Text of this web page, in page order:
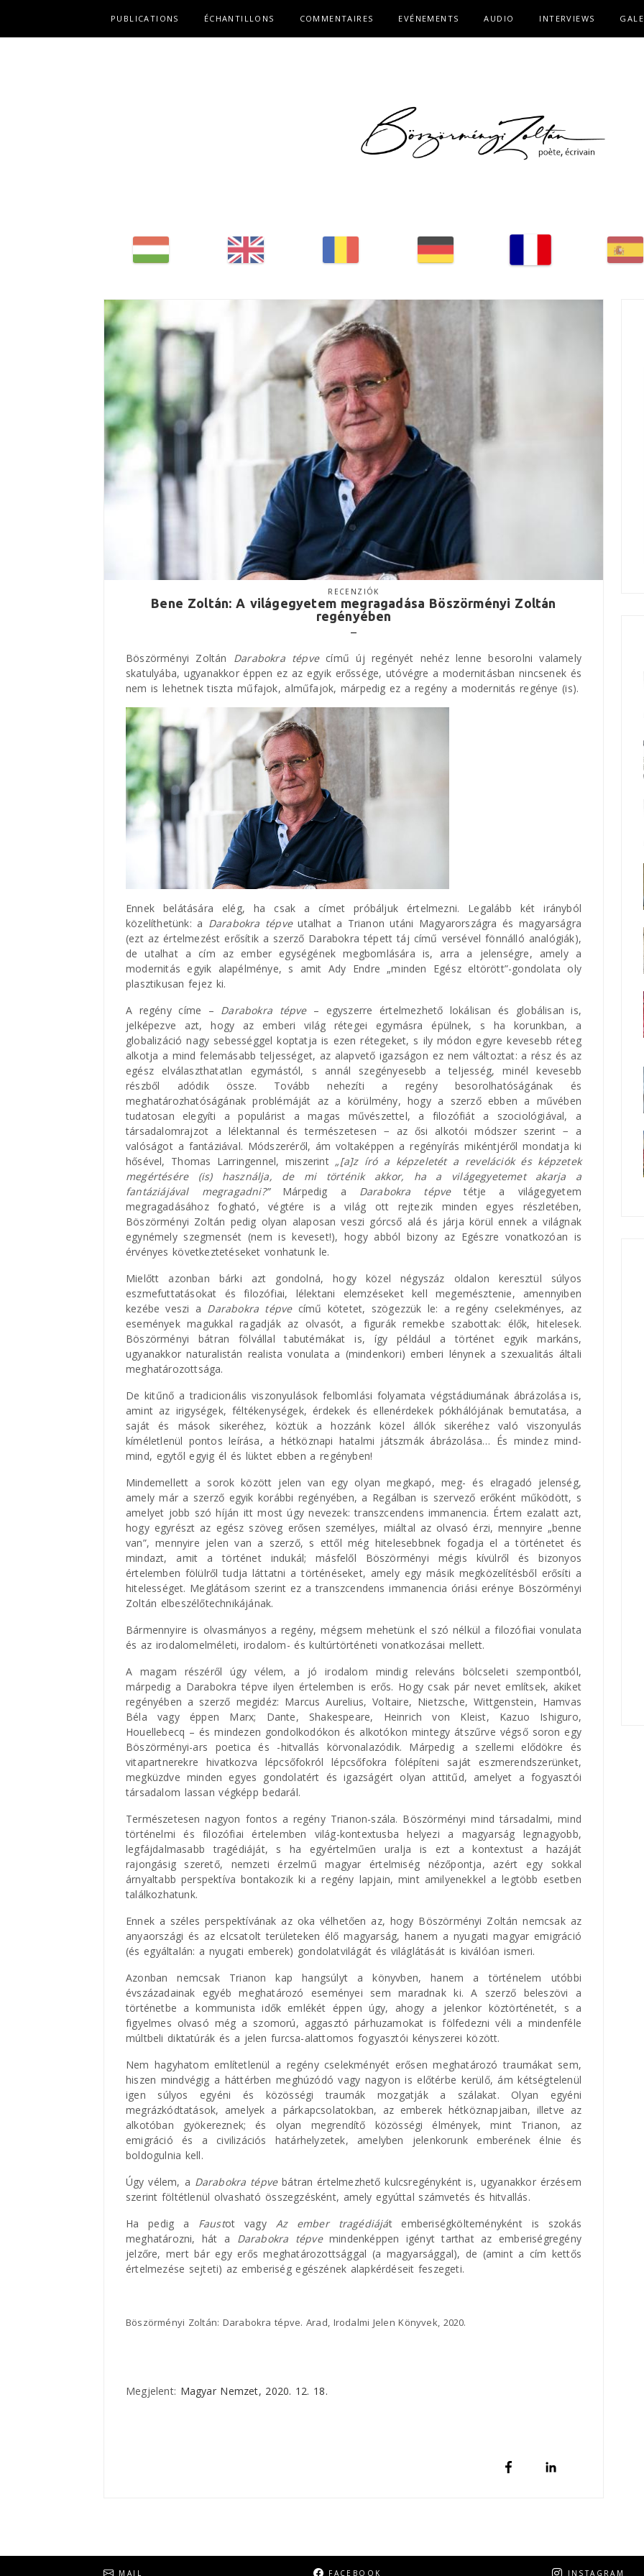
PUBLICATIONS ÉCHANTILLONS COMMENTAIRES EVÉNEMENTS AUDIO INTERVIEWS
RECENZIÓK
Bene Zoltán: A világegyetem megragadása Böszörményi Zoltán
regényében
Böszörményi Zoltán Darabokra tépvecímű új regényét nehéz lenne besorolni valamely
skatulyába, ugyanakkor éppen ez az egyik erőssége, utóvégre a modernitásban nincsenek és
nem is lehetnek tiszta műfajok, alműfajok, márpedig ez a regény a modernitás regénye (is).
Ennek belátására elég, ha csak a címet próbáljuk értelmezni. Legalább két irányból
közelíthetünk: a Darabokra tépveutalhat a Trianon utáni Magyarországra és magyarságra
(ezt az értelmezést erősítik a szerző Darabokra tépett táj című versével fönnálló analógiák),
de utalhat a cím az ember egységének megbomlására is, arra a jelenségre, amely a
modernitás egyik alapélménye, s amit Ady Endre „minden Egész eltörött”-gondolata oly
plasztikusan fejez ki.
A regény címe – Darabokra tépve– egyszerre értelmezhető lokálisan és globálisan is,
jelképezve azt, hogy az emberi világ rétegei egymásra épülnek, s ha korunkban, a
globalizáció nagy sebességgel koptatja is ezen rétegeket, s ily módon egyre kevesebb réteg
alkotja a mind felemásabb teljességet, az alapvető igazságon ez nem változtat: a rész és az
egész elválaszthatatlan egymástól, s annál szegényesebb a teljesség, minél kevesebb
részből adódik össze. Tovább nehezíti a regény besorolhatóságának és
meghatározhatóságának problémáját az a körülmény, hogy a szerző ebben a művében
tudatosan elegyíti a populárist a magas művészettel, a filozófiát a szociológiával, a
társadalomrajzot a lélektannal és természetesen − az ősi alkotói módszer szerint − a
valóságot a fantáziával. Módszeréről, ám voltaképpen a regényírás mikéntjéről mondatja ki
hősével, Thomas Larringennel, miszerint „[a]z író a képzeletét a revelációk és képzetek
megértésére (is) használja, de mi történik akkor, ha a világegyetemet akarja a
fantáziájával megragadni?”Márpedig a Darabokra tépvetétje a világegyetem
megragadásához fogható, végtére is a világ ott rejtezik minden egyes részletében,
Böszörményi Zoltán pedig olyan alaposan veszi górcső alá és járja körül ennek a világnak
egynémely szegmensét (nem is keveset!), hogy abból bizony az Egészre vonatkozóan is
érvényes következtetéseket vonhatunk le.
Mielőtt azonban bárki azt gondolná, hogy közel négyszáz oldalon keresztül súlyos
eszmefuttatásokat és filozófiai, lélektani elemzéseket kell megemésztenie, amennyiben
kezébe veszi a Darabokra tépve című kötetet, szögezzük le: a regény cselekményes, az
események magukkal ragadják az olvasót, a figurák remekbe szabottak: élők, hitelesek.
Böszörményi bátran fölvállal tabutémákat is, így például a történet egyik markáns,
ugyanakkor naturalistán realista vonulata a (mindenkori) emberi lénynek a szexualitás általi
meghatározottsága.
De kitűnő a tradicionális viszonyulások felbomlási folyamata végstádiumának ábrázolása is,
amint az irigységek, féltékenységek, érdekek és ellenérdekek pókhálójának bemutatása, a
saját és mások sikeréhez, köztük a hozzánk közel állók sikeréhez való viszonyulás
kíméletlenül pontos leírása, a hétköznapi hatalmi játszmák ábrázolása… És mindez mind-
mind, egytől egyig él és lüktet ebben a regényben!
Mindemellett a sorok között jelen van egy olyan megkapó, meg- és elragadó jelenség,
amely már a szerző egyik korábbi regényében, a Regálban is szervező erőként működött, s
amelyet jobb szó híján itt most úgy nevezek: transzcendens immanencia. Értem ezalatt azt,
hogy egyrészt az egész szöveg erősen személyes, miáltal az olvasó érzi, mennyire „benne
van”, mennyire jelen van a szerző, s ettől még hitelesebbnek fogadja el a történetet és
mindazt, amit a történet indukál; másfelől Böszörményi mégis kívülről és bizonyos
értelemben fölülről tudja láttatni a történéseket, amely egy másik megközelítésből erősíti a
hitelességet. Meglátásom szerint ez a transzcendens immanencia óriási erénye Böszörményi
Zoltán elbeszélőtechnikájának.
Bármennyire is olvasmányos a regény, mégsem mehetünk el szó nélkül a filozófiai vonulata
és az irodalomelméleti, irodalom- és kultúrtörténeti vonatkozásai mellett.
A magam részéről úgy vélem, a jó irodalom mindig releváns bölcseleti szempontból,
márpedig a Darabokra tépve ilyen értelemben is erős. Hogy csak pár nevet említsek, akiket
regényében a szerző megidéz: Marcus Aurelius, Voltaire, Nietzsche, Wittgenstein, Hamvas
Béla vagy éppen Marx; Dante, Shakespeare, Heinrich von Kleist, Kazuo Ishiguro,
Houellebecq – és mindezen gondolkodókon és alkotókon mintegy átszűrve végső soron egy
Böszörményi-ars poetica és -hitvallás körvonalazódik. Márpedig a szellemi elődökre és
vitapartnerekre hivatkozva lépcsőfokról lépcsőfokra fölépíteni saját eszmerendszerünket,
megküzdve minden egyes gondolatért és igazságért olyan attitűd, amelyet a fogyasztói
társadalom lassan végképp bedarál.
Természetesen nagyon fontos a regény Trianon-szála. Böszörményi mind társadalmi, mind
történelmi és filozófiai értelemben világ-kontextusba helyezi a magyarság legnagyobb,
legfájdalmasabb tragédiáját, s ha egyértelműen uralja is ezt a kontextust a hazáját
rajongásig szerető, nemzeti érzelmű magyar értelmiség nézőpontja, azért egy sokkal
árnyaltabb perspektíva bontakozik ki a regény lapjain, mint amilyenekkel a legtöbb esetben
találkozhatunk.
Ennek a széles perspektívának az oka vélhetően az, hogy Böszörményi Zoltán nemcsak az
anyaországi és az elcsatolt területeken élő magyarság, hanem a nyugati magyar emigráció
(és egyáltalán: a nyugati emberek) gondolatvilágát és világlátását is kiválóan ismeri.
Azonban nemcsak Trianon kap hangsúlyt a könyvben, hanem a történelem utóbbi
évszázadainak egyéb meghatározó eseményei sem maradnak ki. A szerző beleszövi a
történetbe a kommunista idők emlékét éppen úgy, ahogy a jelenkor köztörténetét, s a
figyelmes olvasó még a szomorú, aggasztó párhuzamokat is fölfedezni véli a mindenféle
múltbeli diktatúrák és a jelen furcsa-alattomos fogyasztói kényszerei között.
Nem hagyhatom említetlenül a regény cselekményét erősen meghatározó traumákat sem,
hiszen mindvégig a háttérben meghúzódó vagy nagyon is előtérbe kerülő, ám kétségtelenül
igen súlyos egyéni és közösségi traumák mozgatják a szálakat. Olyan egyéni
megrázkódtatások, amelyek a párkapcsolatokban, az emberek hétköznapjaiban, illetve az
alkotóban gyökereznek; és olyan megrendítő közösségi élmények, mint Trianon, az
emigráció és a civilizációs határhelyzetek, amelyben jelenkorunk emberének élnie és
boldogulnia kell.
Úgy vélem, a Darabokra tépvebátran értelmezhető kulcsregényként is, ugyanakkor érzésem
szerint föltétlenül olvasható összegzésként, amely egyúttal számvetés és hitvallás.
Ha pedig a Faustot vagy Az ember tragédiáját emberiségkölteményként is szokás
meghatározni, hát a Darabokra tépvemindenképpen igényt tarthat az emberiségregény
jelzőre, mert bár egy erős meghatározottsággal (a magyarsággal), de (amint a cím kettős
értelmezése sejteti) az emberiség egészének alapkérdéseit feszegeti.
Böszörményi Zoltán: Darabokra tépve. Arad, Irodalmi Jelen Könyvek, 2020.
Megjelent: Magyar Nemzet, 2020. 12. 18.
Mária Bátorligeti
Un bon roman offre des possibilités
infinies d'interprétation et de lecture. Le
citations de Kinga Lázár donne
particulièrement à réfléchir. "Comment
me comporterais-je à leur place ?" La
question est posée par Tamás, le
personnage principal. Oui, cela vaut la
peine d'aborder les personnages de ce
point de vue et de se poser la question
: Comment me comporterais-je à leur
place ?
MAIL FACEBOOK INSTAGRAM